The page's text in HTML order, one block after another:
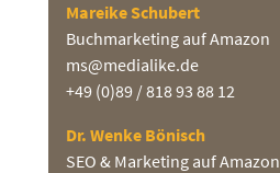
Mareike Schubert
Buchmarketing auf Amazon
ms@medialike.de
+49 (0)89 / 818 93 88 12
Dr. Wenke Bönisch
SEO & Marketing auf Amazon